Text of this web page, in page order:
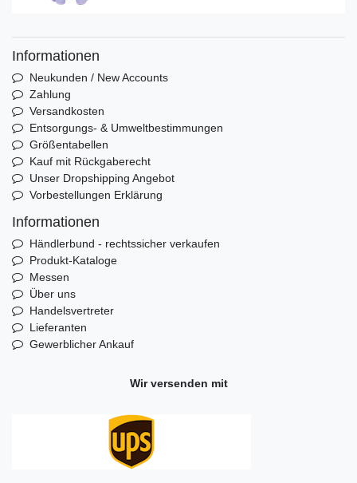
Informationen
Neukunden / New Accounts
Zahlung
Versandkosten
Entsorgungs- & Umweltbestimmungen
Größentabellen
Kauf mit Rückgaberecht
Unser Dropshipping Angebot
Vorbestellungen Erklärung
Informationen
Händlerbund - rechtssicher verkaufen
Produkt-Kataloge
Messen
Über uns
Handelsvertreter
Lieferanten
Gewerblicher Ankauf
Wir versenden mit